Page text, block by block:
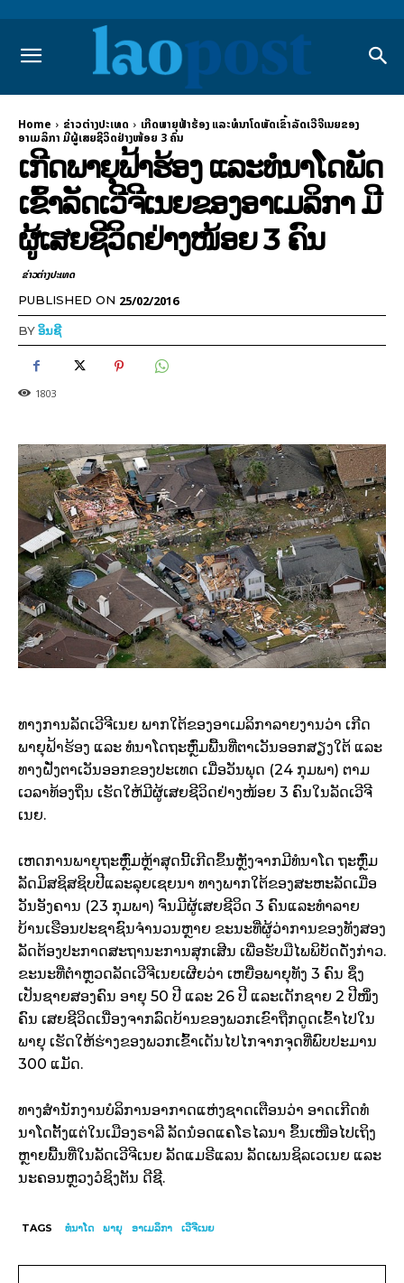
Home ຂ່າວຕ່າງປະເທດ
ເກີດພາຍຸຟ້າຮ້ອງ ແລະທໍນາໂດພັດເຂົ້າລັດເວີຈີເນຍຂອງ
ອາເມລິກາ ມີຜູ້ເສຍຊີວິດຢ່າງໜ້ອຍ 3 ຄົນ
ເກີດພາຍຸຟ້າຮ້ອງ ແລະທໍນາໂດພັດ
ເຂົ້າລັດເວີຈີເນຍຂອງອາເມລິກາ ມີ
ຜູ້ເສຍຊີວິດຢ່າງໜ້ອຍ 3 ຄົນ
ຂ່າວຕ່າງປະເທດ
PUBLISHED ON 25/02/2016
BYອິນຊີ
1803
ທາງການລັດເວີຈີເນຍ ພາກໃຕ້ຂອງອາເມລິກາລາຍງານວ່າ ເກີດ
ພາຍຸຟ້າຮ້ອງ ແລະ ທໍນາໂດຖະຫຼົ່ມພື້ນທີ່ຕາເວັນອອກສຽງໃຕ້ ແລະ
ທາງຝັ່ງຕາເວັນອອກຂອງປະເທດ ເມື່ອວັນພຸດ (24 ກຸມພາ) ຕາມ
ເວລາທ້ອງຖິ່ນ ເຮັດໃຫ້ມີຜູ້ເສຍຊີວິດຢ່າງໜ້ອຍ 3 ຄົນໃນລັດເວີຈີ
ເນຍ.
ເຫດການພາຍຸຖະຫຼົ່ມຫຼ້າສຸດນີ້ເກີດຂຶ້ນຫຼັງຈາກມີທໍນາໂດ ຖະຫຼົ່ມ
ລັດມິສຊິສຊິບປີແລະລຸຍເຊຍນາ ທາງພາກໃຕ້ຂອງສະຫະລັດເມື່ອ
ວັນອັງຄານ (23 ກຸມພາ) ຈົນມີຜູ້ເສຍຊີວິດ 3 ຄົນແລະທຳລາຍ
ບ້ານເຮືອນປະຊາຊົນຈຳນວນຫຼາຍ ຂະນະທີ່ຜູ້ວ່າການຂອງທັງສອງ
ລັດຕ້ອງປະກາດສະຖານະການສຸກເສີນ ເພື່ອຮັບມືໄພພິບັດດັ່ງກ່າວ.
ຂະນະທີ່ຕຳຫຼວດລັດເວີຈີເນຍເຜີຍວ່າ ເຫຍື່ອພາຍຸທັງ 3 ຄົນ ຊຶ່ງ
ເປັນຊາຍສອງຄົນ ອາຍຸ 50 ປີ ແລະ 26 ປີ ແລະເດັກຊາຍ 2 ປີໜຶ່ງ
ຄົນ ເສຍຊີວິດເນື່ອງຈາກລົດບ້ານຂອງພວກເຂົາຖືກດູດເຂົ້າໄປໃນ
ພາຍຸ ເຮັດໃຫ້ຮ່າງຂອງພວກເຂົ້າເດັນໄປໄກຈາກຈຸດທີ່ພົບປະມານ
300 ແມັດ.
ທາງສຳນັກງານບໍລິການອາກາດແຫ່ງຊາດເຕືອນວ່າ ອາດເກີດທໍ
ນາໂດຕັ້ງແຕ່ໃນເມືອງຣາລີ ລັດນ໋ອດແຄໂຣໄລນາ ຂຶ້ນເໜືອໄປເຖິງ
ຫຼາຍພື້ນທີ່ໃນລັດເວີຈີເນຍ ລັດແມຣີແລນ ລັດເພນຊິລເວເນຍ ແລະ
ນະຄອນຫຼວງວໍຊິງຕັນ ດີຊີ.
TAGS ທໍນາໂດ ພາຍຸ ອາເມລິກາ ເວີຈີເນຍ